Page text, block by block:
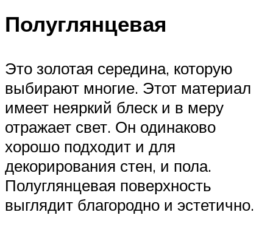
Полуглянцевая
Это золотая середина, которую
выбирают многие. Этот материал
имеет неяркий блеск и в меру
отражает свет. Он одинаково
хорошо подходит и для
декорирования стен, и пола.
Полуглянцевая поверхность
выглядит благородно и эстетично.